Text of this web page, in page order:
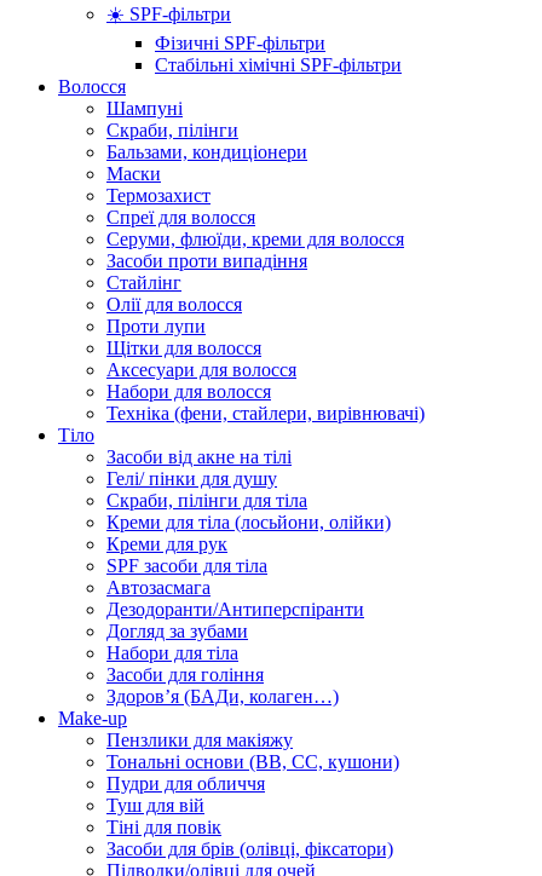
☀️ SPF-фільтри
Фізичні SPF-фільтри
Стабільні хімічні SPF-фільтри
Волосся
Шампуні
Скраби, пілінги
Бальзами, кондиціонери
Маски
Термозахист
Спреї для волосся
Серуми, флюїди, креми для волосся
Засоби проти випадіння
Стайлінг
Олії для волосся
Проти лупи
Щітки для волосся
Аксесуари для волосся
Набори для волосся
Техніка (фени, стайлери, вирівнювачі)
Тіло
Засоби від акне на тілі
Гелі/ пінки для душу
Скраби, пілінги для тіла
Креми для тіла (лосьйони, олійки)
Креми для рук
SPF засоби для тіла
Автозасмага
Дезодоранти/Антиперспіранти
Догляд за зубами
Набори для тіла
Засоби для гоління
Здоровʼя (БАДи, колаген…)
Make-up
Пензлики для макіяжу
Тональні основи (BB, CC, кушони)
Пудри для обличчя
Туш для вій
Тіні для повік
Засоби для брів (олівці, фіксатори)
Підводки/олівці для очей